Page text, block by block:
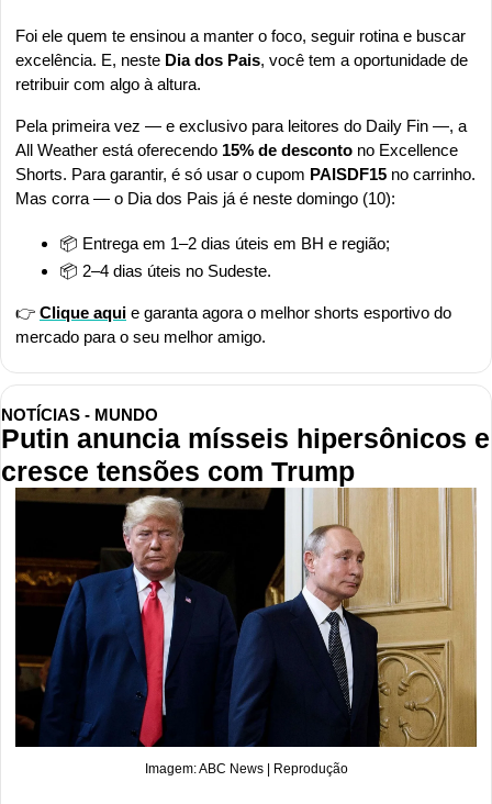
Foi ele quem te ensinou a manter o foco, seguir rotina e buscar
excelência. E, neste Dia dos Pais, você tem a oportunidade de
retribuir com algo à altura.
Pela primeira vez — e exclusivo para leitores do Daily Fin —, a
All Weather está oferecendo 15% de desconto no Excellence
Shorts. Para garantir, é só usar o cupom PAISDF15 no carrinho.
Mas corra — o Dia dos Pais já é neste domingo (10):
📦 Entrega em 1–2 dias úteis em BH e região;
📦 2–4 dias úteis no Sudeste.
👉 Clique aqui e garanta agora o melhor shorts esportivo do
mercado para o seu melhor amigo.
NOTÍCIAS - MUNDO
Putin anuncia mísseis hipersônicos e
cresce tensões com Trump
Imagem: ABC News | Reprodução